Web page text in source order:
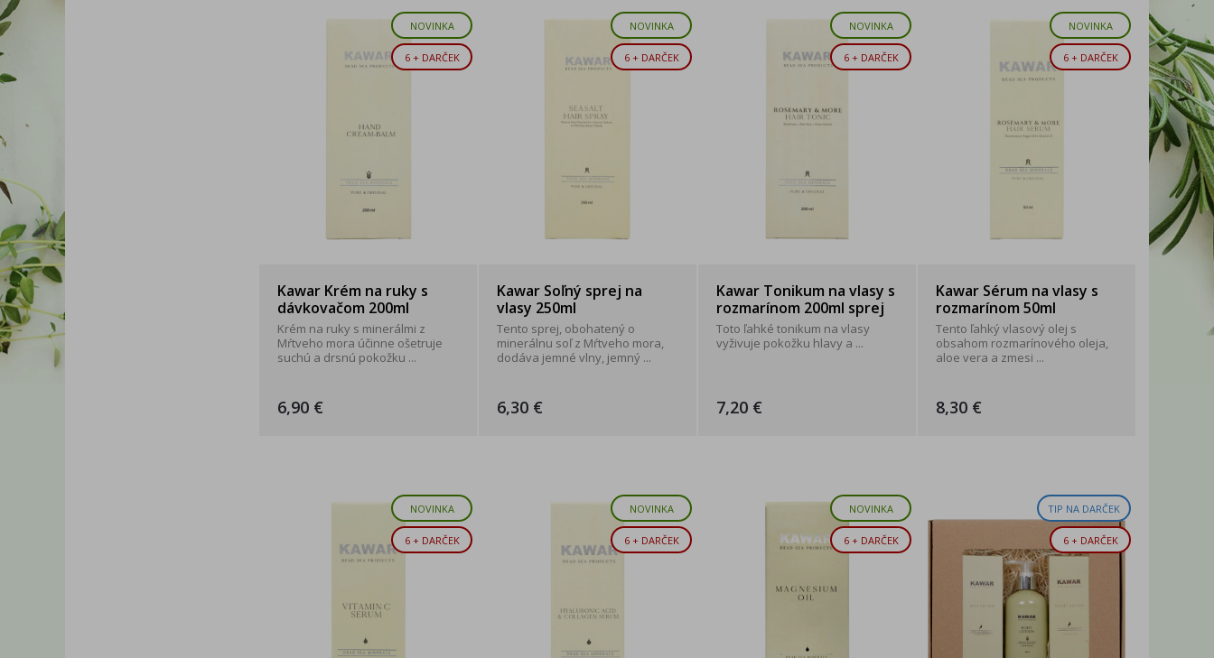
NOVINKA
6 + DARČEK
Kawar Krém na ruky s
dávkovačom 200ml
Krém na ruky s minerálmi z
Mŕtveho mora účinne ošetruje
suchú a drsnú pokožku ...
6,90 €
NOVINKA
6 + DARČEK
Kawar Soľný sprej na
vlasy 250ml
Tento sprej, obohatený o
minerálnu soľ z Mŕtveho mora,
dodáva jemné vlny, jemný ...
6,30 €
NOVINKA
6 + DARČEK
Kawar Tonikum na vlasy s
rozmarínom 200ml sprej
Toto ľahké tonikum na vlasy
vyživuje pokožku hlavy a ...
7,20 €
NOVINKA
6 + DARČEK
Kawar Sérum na vlasy s
rozmarínom 50ml
Tento ľahký vlasový olej s
obsahom rozmarínového oleja,
aloe vera a zmesi ...
8,30 €
NOVINKA
6 + DARČEK
NOVINKA
6 + DARČEK
NOVINKA
6 + DARČEK
TIP NA DARČEK
6 + DARČEK